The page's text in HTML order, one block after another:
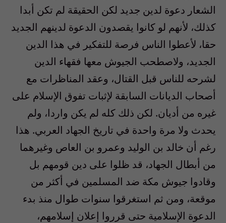
الشعار دعوة لدين جديد لكن الحقيقة لم تكن أبدا
كذلك، لأنهم لو كانوا يقصدون الدعوة لدينهم الجديد
حقا، لأعطوا الناس فرصة للتفكير في هذا الدين
الجديد، ولاصطحب الجيوش معها فقهاء الدين
لشرحه للناس قبل القتال، وعقد المناظرات مع
أصحاب الديانات السابقة لإثبات تفوق الإسلام على
غيره من أديان. لكن ذلك كله لم يكن واردا، ولم
يحدث ولا مرة واحدة في تاريخ الجهاد العربي. هذا
رغم أن خالد بن الوليد وعمرو بن العاص وغيرهما
من أبطال الجهاد، قد ظلوا على دين قومهم بل
وقادوا جيوش مكة ضد المسلمين في أكثر من
موقعة، ومن ثم استغرقوا سنوات طوال منذ بدء
الدعوة الإسلامية حتى قرروا إعلان إسلامهم،